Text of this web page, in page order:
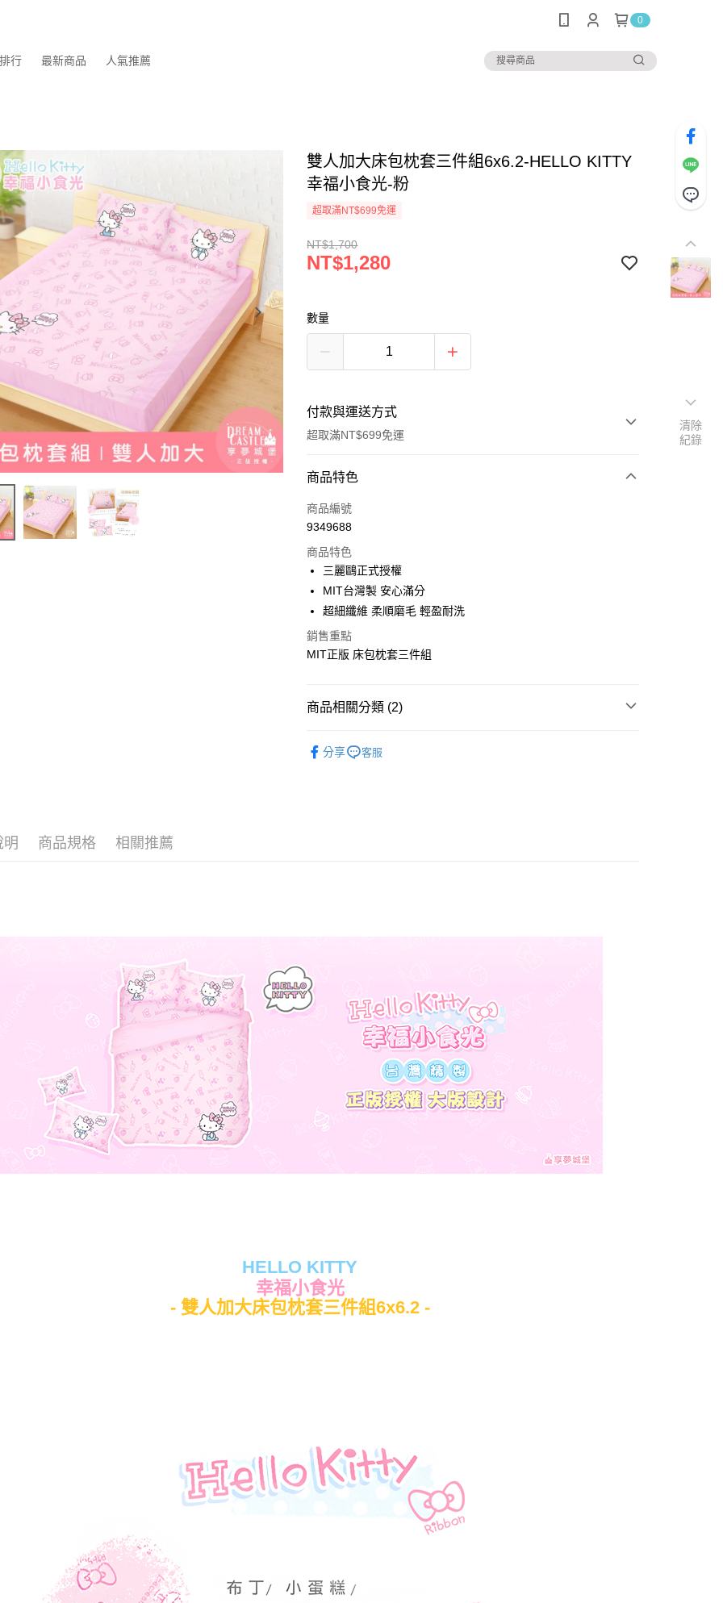
0
行 最新商品 人氣推薦
雙人加大床包枕套三件組6x6.2-HELLO KITTY
幸福小食光-粉
超取滿NT$699免運
NT$1,700
NT$1,280
數量
付款與運送方式
超取滿NT$699免運
付款方式
信用卡一次付款
LINE Pay
Apple Pay
悠遊付
ATM付款
商品特色
商品編號
9349688
商品特色
三麗鷗正式授權
MIT台灣製 安心滿分
超細纖維 柔順磨毛 輕盈耐洗
銷售重點
MIT正版 床包枕套三件組
商品相關分類 (2)
分享 客服
明 商品規格 相關推薦
HELLO KITTY
幸福小食光
- 雙人加大床包枕套三件組6x6.2 -
清除
紀錄